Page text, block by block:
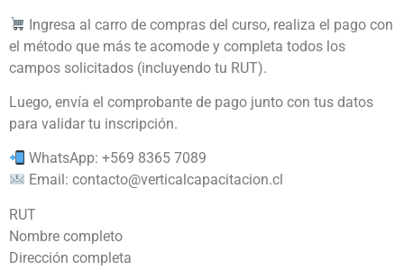
Ingresa al carro de compras del curso, realiza el pago con
el método que más te acomode y completa todos los
campos solicitados (incluyendo tu RUT).
Luego, envía el comprobante de pago junto con tus datos
para validar tu inscripción.
WhatsApp: +569 8365 7089
Email:contacto@verticalcapacitacion.cl
RUT
Nombre completo
Dirección completa